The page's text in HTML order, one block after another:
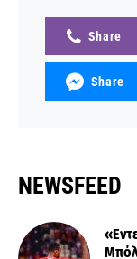
Share
Share
NEWSFEED